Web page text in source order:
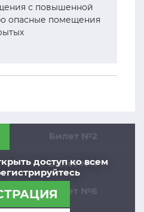
с повышенной
опасные помещения
доступ ко всем
Билет №2
Билет №4
Билет №6